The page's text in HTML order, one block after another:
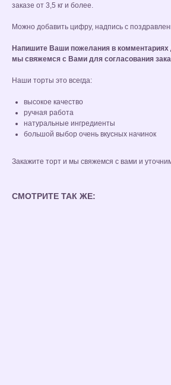
заказе от 3,5 кг и более.
Можно добавить цифру, надпись с
Напишите Ваши пожелания в комментариях
мы свяжемся с Вами для согласования
Наши торты это всегда:
высокое качество
ручная работа
натуральные ингредиенты
большой выбор очень вкусных начинок
Закажите торт и мы свяжемся с вами и
СМОТРИТЕ ТАК ЖЕ: